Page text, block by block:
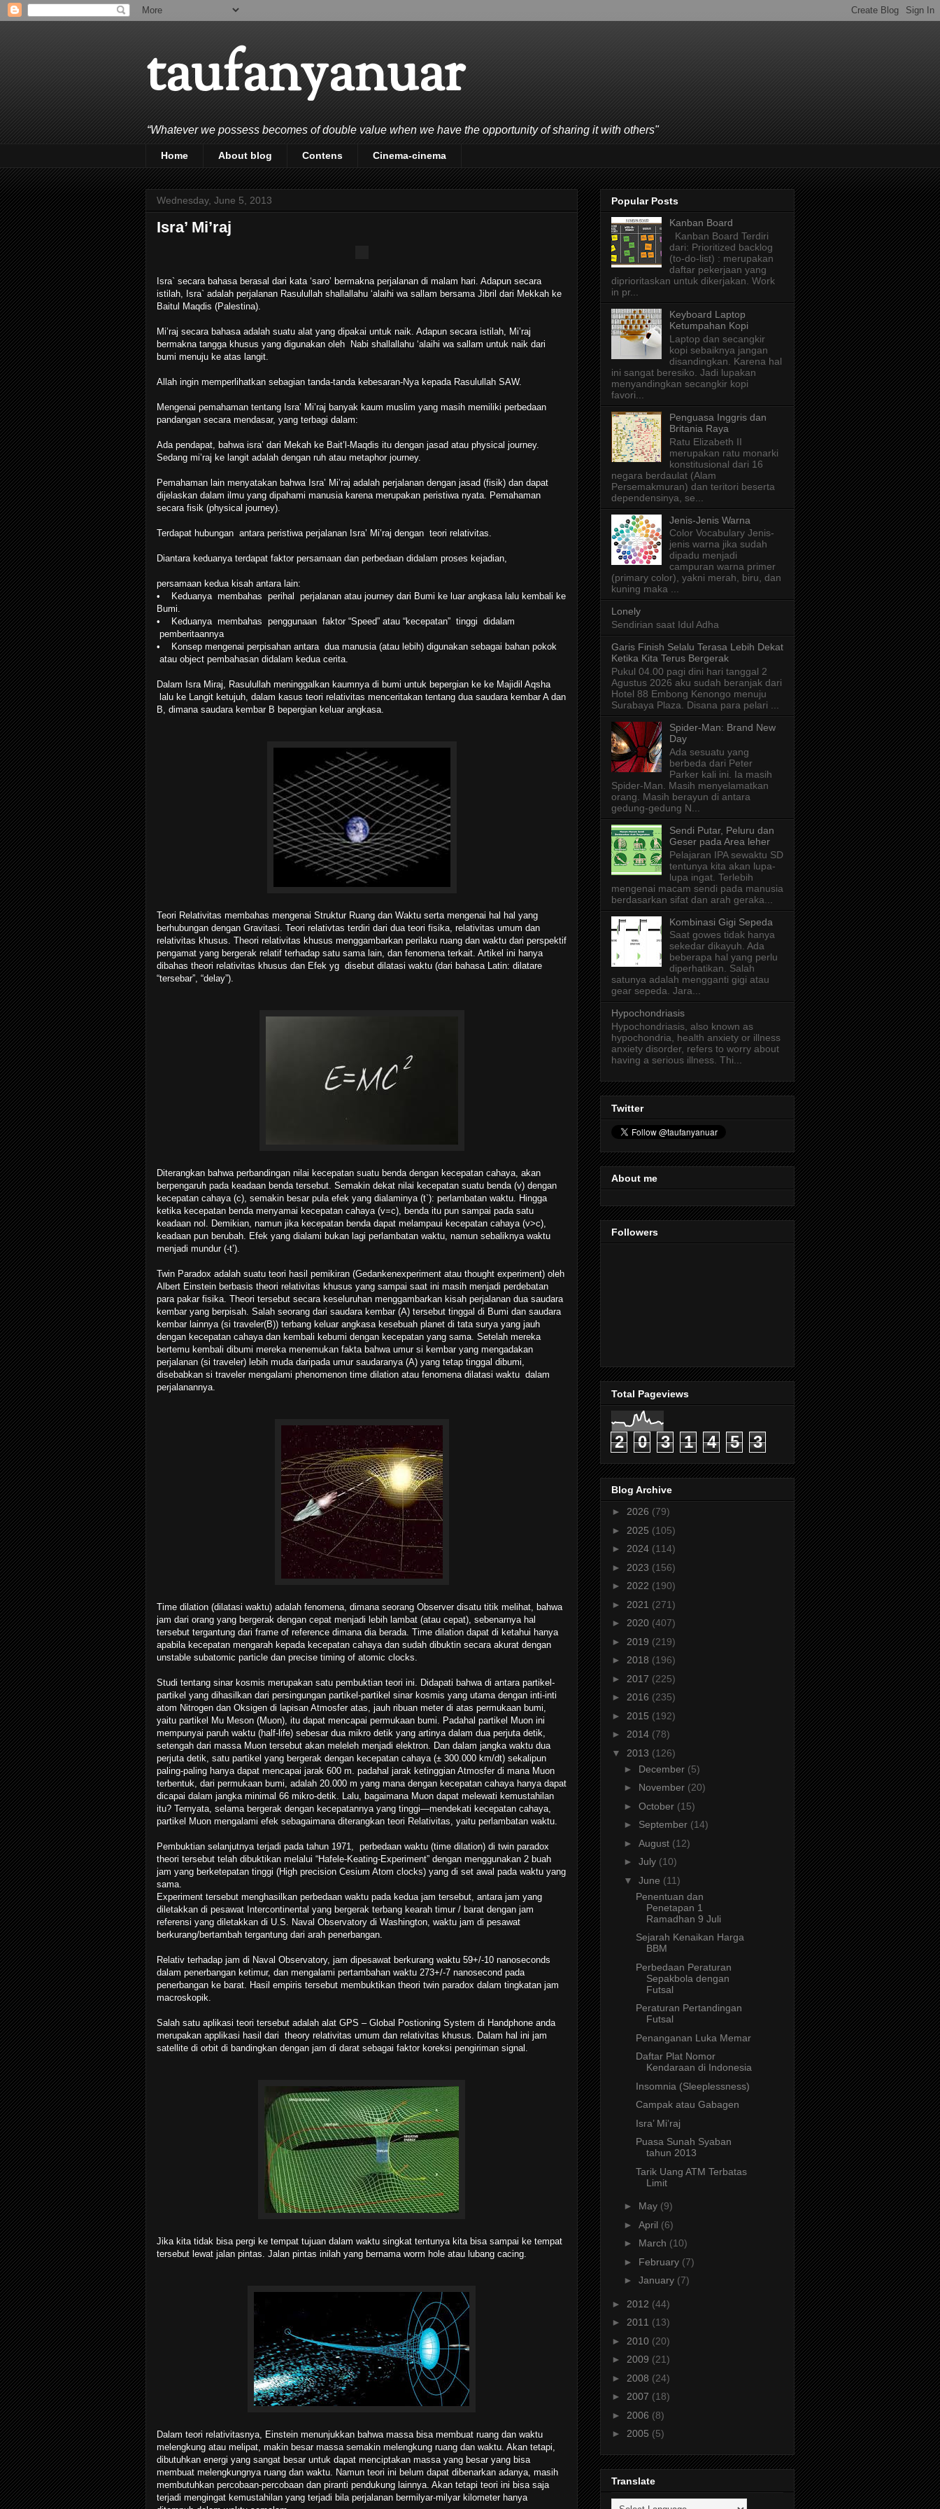
taufanyanuar
“Whatever we possess becomes of double value when we have the opportunity of sharing it with others"
Home About blog Contens Cinema-cinema
Wednesday, June 5, 2013
Isra’ Mi’raj
Isra` secara bahasa berasal dari kata ‘saro’ bermakna perjalanan di malam hari. Adapun secara
istilah, Isra` adalah perjalanan Rasulullah shallallahu ‘alaihi wa sallam bersama Jibril dari Mekkah ke
Baitul Maqdis (Palestina).
Mi’raj secara bahasa adalah suatu alat yang dipakai untuk naik. Adapun secara istilah, Mi’raj
bermakna tangga khusus yang digunakan oleh Nabi shallallahu ‘alaihi wa sallam untuk naik dari
bumi menuju ke atas langit.
Allah ingin memperlihatkan sebagian tanda-tanda kebesaran-Nya kepada Rasulullah SAW.
Mengenai pemahaman tentang Isra’ Mi’raj banyak kaum muslim yang masih memiliki perbedaan
pandangan secara mendasar, yang terbagi dalam:
Ada pendapat, bahwa isra’ dari Mekah ke Bait’l-Maqdis itu dengan jasad atau physical journey.
Sedang mi’raj ke langit adalah dengan ruh atau metaphor journey.
Pemahaman lain menyatakan bahwa Isra’ Mi’raj adalah perjalanan dengan jasad (fisik) dan dapat
dijelaskan dalam ilmu yang dipahami manusia karena merupakan peristiwa nyata. Pemahaman
secara fisik (physical journey).
Terdapat hubungan antara peristiwa perjalanan Isra’ Mi’raj dengan teori relativitas.
Diantara keduanya terdapat faktor persamaan dan perbedaan didalam proses kejadian,
persamaan kedua kisah antara lain:
• Keduanya membahas perihal perjalanan atau journey dari Bumi ke luar angkasa lalu kembali ke
Bumi.
• Keduanya membahas penggunaan faktor “Speed” atau “kecepatan” tinggi didalam
pemberitaannya
• Konsep mengenai perpisahan antara dua manusia (atau lebih) digunakan sebagai bahan pokok
atau object pembahasan didalam kedua cerita.
Dalam Isra Miraj, Rasulullah meninggalkan kaumnya di bumi untuk bepergian ke ke Majidil Aqsha
lalu ke Langit ketujuh, dalam kasus teori relativitas menceritakan tentang dua saudara kembar A dan
B, dimana saudara kembar B bepergian keluar angkasa.
Teori Relativitas membahas mengenai Struktur Ruang dan Waktu serta mengenai hal hal yang
berhubungan dengan Gravitasi. Teori relativtas terdiri dari dua teori fisika, relativitas umum dan
relativitas khusus. Theori relativitas khusus menggambarkan perilaku ruang dan waktu dari perspektif
pengamat yang bergerak relatif terhadap satu sama lain, dan fenomena terkait. Artikel ini hanya
dibahas theori relativitas khusus dan Efek yg disebut dilatasi waktu (dari bahasa Latin: dilatare
“tersebar”, “delay”).
Diterangkan bahwa perbandingan nilai kecepatan suatu benda dengan kecepatan cahaya, akan
berpengaruh pada keadaan benda tersebut. Semakin dekat nilai kecepatan suatu benda (v) dengan
kecepatan cahaya (c), semakin besar pula efek yang dialaminya (t`): perlambatan waktu. Hingga
ketika kecepatan benda menyamai kecepatan cahaya (v=c), benda itu pun sampai pada satu
keadaan nol. Demikian, namun jika kecepatan benda dapat melampaui kecepatan cahaya (v>c),
keadaan pun berubah. Efek yang dialami bukan lagi perlambatan waktu, namun sebaliknya waktu
menjadi mundur (-t’).
Twin Paradox adalah suatu teori hasil pemikiran (Gedankenexperiment atau thought experiment) oleh
Albert Einstein berbasis theori relativitas khusus yang sampai saat ini masih menjadi perdebatan
para pakar fisika. Theori tersebut secara keseluruhan menggambarkan kisah perjalanan dua saudara
kembar yang berpisah. Salah seorang dari saudara kembar (A) tersebut tinggal di Bumi dan saudara
kembar lainnya (si traveler(B)) terbang keluar angkasa kesebuah planet di tata surya yang jauh
dengan kecepatan cahaya dan kembali kebumi dengan kecepatan yang sama. Setelah mereka
bertemu kembali dibumi mereka menemukan fakta bahwa umur si kembar yang mengadakan
perjalanan (si traveler) lebih muda daripada umur saudaranya (A) yang tetap tinggal dibumi,
disebabkan si traveler mengalami phenomenon time dilation atau fenomena dilatasi waktu dalam
perjalanannya.
Time dilation (dilatasi waktu) adalah fenomena, dimana seorang Observer disatu titik melihat, bahwa
jam dari orang yang bergerak dengan cepat menjadi lebih lambat (atau cepat), sebenarnya hal
tersebut tergantung dari frame of reference dimana dia berada. Time dilation dapat di ketahui hanya
apabila kecepatan mengarah kepada kecepatan cahaya dan sudah dibuktin secara akurat dengan
unstable subatomic particle dan precise timing of atomic clocks.
Studi tentang sinar kosmis merupakan satu pembuktian teori ini. Didapati bahwa di antara partikel-
partikel yang dihasilkan dari persingungan partikel-partikel sinar kosmis yang utama dengan inti-inti
atom Nitrogen dan Oksigen di lapisan Atmosfer atas, jauh ribuan meter di atas permukaan bumi,
yaitu partikel Mu Meson (Muon), itu dapat mencapai permukaan bumi. Padahal partikel Muon ini
mempunyai paruh waktu (half-life) sebesar dua mikro detik yang artinya dalam dua perjuta detik,
setengah dari massa Muon tersebut akan meleleh menjadi elektron. Dan dalam jangka waktu dua
perjuta detik, satu partikel yang bergerak dengan kecepatan cahaya (± 300.000 km/dt) sekalipun
paling-paling hanya dapat mencapai jarak 600 m. padahal jarak ketinggian Atmosfer di mana Muon
terbentuk, dari permukaan bumi, adalah 20.000 m yang mana dengan kecepatan cahaya hanya dapat
dicapai dalam jangka minimal 66 mikro-detik. Lalu, bagaimana Muon dapat melewati kemustahilan
itu? Ternyata, selama bergerak dengan kecepatannya yang tinggi—mendekati kecepatan cahaya,
partikel Muon mengalami efek sebagaimana diterangkan teori Relativitas, yaitu perlambatan waktu.
Pembuktian selanjutnya terjadi pada tahun 1971, perbedaan waktu (time dilation) di twin paradox
theori tersebut telah dibuktikan melalui “Hafele-Keating-Experiment” dengan menggunakan 2 buah
jam yang berketepatan tinggi (High precision Cesium Atom clocks) yang di set awal pada waktu yang
sama.
Experiment tersebut menghasilkan perbedaan waktu pada kedua jam tersebut, antara jam yang
diletakkan di pesawat Intercontinental yang bergerak terbang kearah timur / barat dengan jam
referensi yang diletakkan di U.S. Naval Observatory di Washington, waktu jam di pesawat
berkurang/bertambah tergantung dari arah penerbangan.
Relativ terhadap jam di Naval Observatory, jam dipesawat berkurang waktu 59+/-10 nanoseconds
dalam penerbangan ketimur, dan mengalami pertambahan waktu 273+/-7 nanosecond pada
penerbangan ke barat. Hasil empiris tersebut membuktikan theori twin paradox dalam tingkatan jam
macroskopik.
Salah satu aplikasi teori tersebut adalah alat GPS – Global Postioning System di Handphone anda
merupakan applikasi hasil dari theory relativitas umum dan relativitas khusus. Dalam hal ini jam
satellite di orbit di bandingkan dengan jam di darat sebagai faktor koreksi pengiriman signal.
Jika kita tidak bisa pergi ke tempat tujuan dalam waktu singkat tentunya kita bisa sampai ke tempat
tersebut lewat jalan pintas. Jalan pintas inilah yang bernama worm hole atau lubang cacing.
Dalam teori relativitasnya, Einstein menunjukkan bahwa massa bisa membuat ruang dan waktu
melengkung atau melipat, makin besar massa semakin melengkung ruang dan waktu. Akan tetapi,
dibutuhkan energi yang sangat besar untuk dapat menciptakan massa yang besar yang bisa
membuat melengkungnya ruang dan waktu. Namun teori ini belum dapat dibenarkan adanya, masih
membutuhkan percobaan-percobaan dan piranti pendukung lainnya. Akan tetapi teori ini bisa saja
terjadi mengingat kemustahilan yang terjadi bila perjalanan bermilyar-milyar kilometer hanya
Popular Posts
Kanban Board
Kanban Board Terdiri
dari: Prioritized backlog
(to-do-list) : merupakan
daftar pekerjaan yang
diprioritaskan untuk dikerjakan. Work
in pr...
Keyboard Laptop
Ketumpahan Kopi
Laptop dan secangkir
kopi sebaiknya jangan
disandingkan. Karena hal
ini sangat beresiko. Jadi lupakan
menyandingkan secangkir kopi
favori...
Penguasa Inggris dan
Britania Raya
Ratu Elizabeth II
merupakan ratu monarki
konstitusional dari 16
negara berdaulat (Alam
Persemakmuran) dan teritori beserta
dependensinya, se...
Jenis-Jenis Warna
Color Vocabulary Jenis-
jenis warna jika sudah
dipadu menjadi
campuran warna primer
(primary color), yakni merah, biru, dan
kuning maka ...
Lonely
Sendirian saat Idul Adha
Garis Finish Selalu Terasa Lebih Dekat
Ketika Kita Terus Bergerak
Pukul 04.00 pagi dini hari tanggal 2
Agustus 2026 aku sudah beranjak dari
Hotel 88 Embong Kenongo menuju
Surabaya Plaza. Disana para pelari ...
Spider-Man: Brand New
Day
Ada sesuatu yang
berbeda dari Peter
Parker kali ini. Ia masih
Spider-Man. Masih menyelamatkan
orang. Masih berayun di antara
gedung-gedung N...
Sendi Putar, Peluru dan
Geser pada Area leher
Pelajaran IPA sewaktu SD
tentunya kita akan lupa-
lupa ingat. Terlebih
mengenai macam sendi pada manusia
berdasarkan sifat dan arah geraka...
Kombinasi Gigi Sepeda
Saat gowes tidak hanya
sekedar dikayuh. Ada
beberapa hal yang perlu
diperhatikan. Salah
satunya adalah mengganti gigi atau
gear sepeda. Jara...
Hypochondriasis
Hypochondriasis, also known as
hypochondria, health anxiety or illness
anxiety disorder, refers to worry about
having a serious illness. Thi...
Twitter
About me
Followers
Total Pageviews
2 0 3 1 4 5 3
Blog Archive
► 2026 (79)
► 2025 (105)
► 2024 (114)
► 2023 (156)
► 2022 (190)
► 2021 (271)
► 2020 (407)
► 2019 (219)
► 2018 (196)
► 2017 (225)
► 2016 (235)
► 2015 (192)
► 2014 (78)
▼ 2013 (126)
► December (5)
► November (20)
► October (15)
► September (14)
► August (12)
► July (10)
▼ June (11)
Penentuan dan
Penetapan 1
Ramadhan 9 Juli
Sejarah Kenaikan Harga
BBM
Perbedaan Peraturan
Sepakbola dengan
Futsal
Peraturan Pertandingan
Futsal
Penanganan Luka Memar
Daftar Plat Nomor
Kendaraan di Indonesia
Insomnia (Sleeplessness)
Campak atau Gabagen
Isra’ Mi’raj
Puasa Sunah Syaban
tahun 2013
Tarik Uang ATM Terbatas
Limit
► May (9)
► April (6)
► March (10)
► February (7)
► January (7)
► 2012 (44)
► 2011 (13)
► 2010 (20)
► 2009 (21)
► 2008 (24)
► 2007 (18)
► 2006 (8)
► 2005 (5)
Translate